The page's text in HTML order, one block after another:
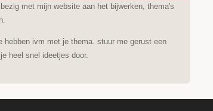
met mijn website aan het bijwerken, thema's
hebben ivm met je thema. stuur me gerust een
heel snel ideetjes door.